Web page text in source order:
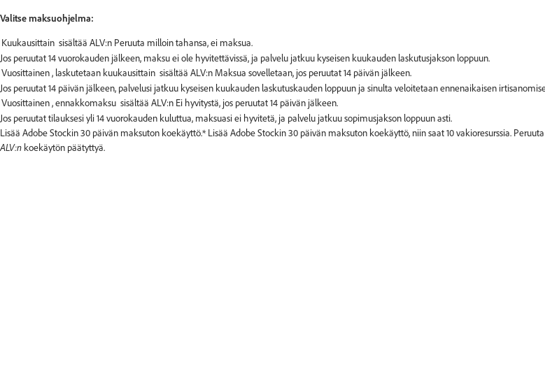
Valitse maksuohjelma:
Jos peruutat 14 vuorokauden jälkeen, maksu ei ole hyvitettävissä, ja palvelu jatkuu kyseisen kuukauden laskutusjakson loppuun.
Jos peruutat 14 päivän jälkeen, palvelusi jatkuu kyseisen kuukauden laskutuskauden loppuun ja sinulta veloitetaan ennenaikaisen
Jos peruutat tilauksesi yli 14 vuorokauden kuluttua, maksuasi ei hyvitetä, ja palvelu jatkuu sopimusjakson loppuun asti.
Lisää Adobe Stockin 30 päivän maksuton koekäyttö.* Lisää Adobe Stockin 30 päivän maksuton koekäyttö, niin saat 10 vakioresurssia.
ALV:n koekäytön päätyttyä.